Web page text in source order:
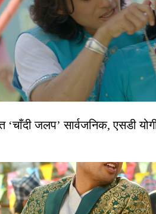
‘चाँदी जलप’ सार्वजनिक, एसडी